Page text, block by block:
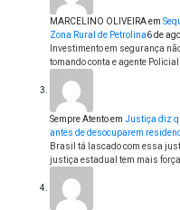
MARCELINO OLIVEIRAem
Zona Rural de Petrolina6 de
Investimento em segurança
tomando conta e agente Policial
Sempre Atentoem Justiça diz
antes de desocuparem
Brasil tá lascado com essa
justiça estadual tem mais